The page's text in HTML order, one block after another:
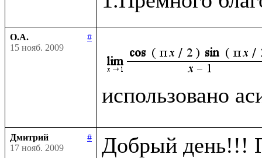
О.А.
#
15 нояб. 2009
использовано
Дмитрий
#
17 нояб. 2009
Добрый день!!!